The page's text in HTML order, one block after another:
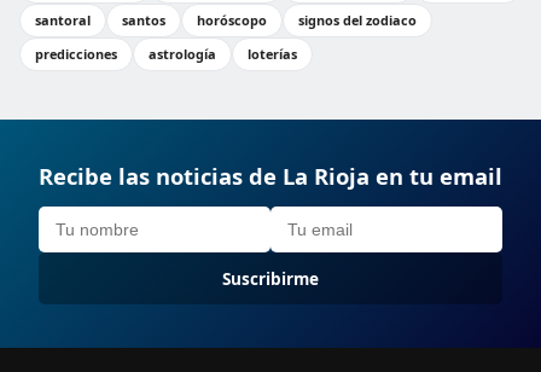
santoral
santos horóscopo
signos del zodiaco
predicciones
astrología loterías
Recibe las noticias de La Rioja en tu email
Suscribirme